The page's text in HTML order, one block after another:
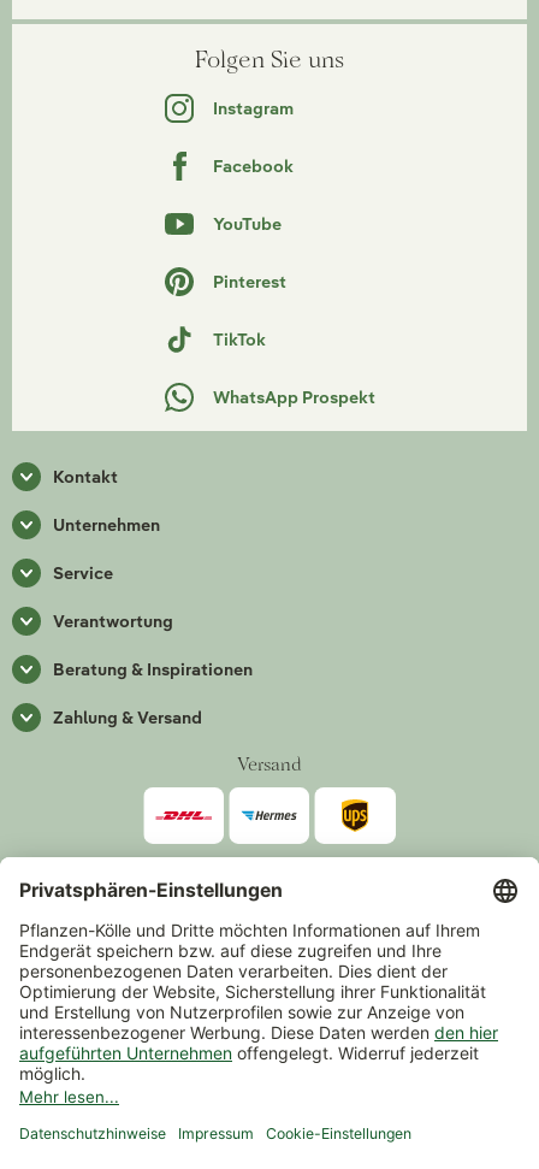
Folgen Sie uns
Instagram
Facebook
YouTube
Pinterest
TikTok
WhatsApp Prospekt
Kontakt
Unternehmen
Service
Verantwortung
Beratung & Inspirationen
Zahlung & Versand
Versand
Zahlarten
*Alle Preise inkl. gesetzlicher Mehrwertsteuer zzgl.Versand
Mindestbestellwert 14,90 €, ausgenommen sind Gutscheine und
Events.